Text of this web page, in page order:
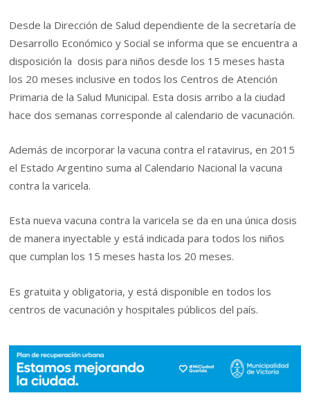
Desde la Dirección de Salud dependiente de la secretaría de
Desarrollo Económico y Social se informa que se encuentra a
disposición la dosis para niños desde los 15 meses hasta
los 20 meses inclusive en todos los Centros de Atención
Primaria de la Salud Municipal. Esta dosis arribo a la ciudad
hace dos semanas corresponde al calendario de vacunación.
Además de incorporar la vacuna contra el ratavirus, en 2015
el Estado Argentino suma al Calendario Nacional la vacuna
contra la varicela.
Esta nueva vacuna contra la varicela se da en una única dosis
de manera inyectable y está indicada para todos los niños
que cumplan los 15 meses hasta los 20 meses.
Es gratuita y obligatoria, y está disponible en todos los
centros de vacunación y hospitales públicos del país.